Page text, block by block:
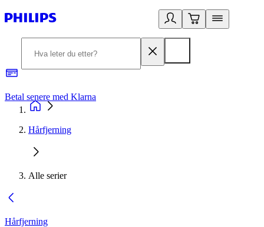
Betal senere med Klarna
Hårfjerning
Alle serier
Hårfjerning